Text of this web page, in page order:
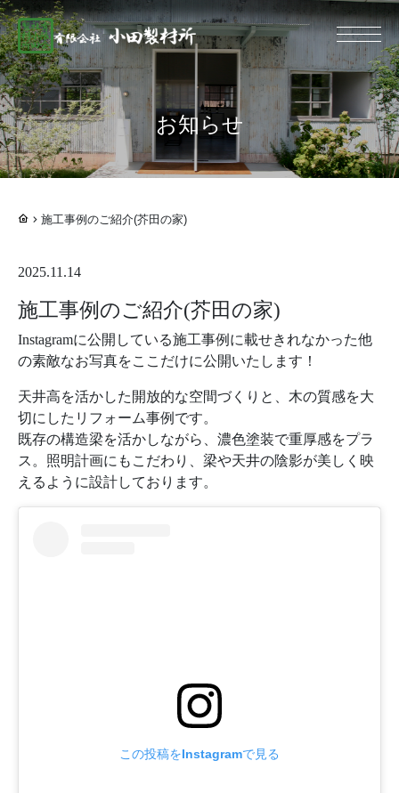
総合建設業 有限
お知らせ
施工事例のご紹介(芥田の家)
2025.11.14
施工事例のご紹介(芥田の家)
Instagramに公開している施工事例に載せきれなかった他
の素敵なお写真をここだけに公開いたします！
天井高を活かした開放的な空間づくりと、木の質感を大
切にしたリフォーム事例です。
既存の構造梁を活かしながら、濃色塗装で重厚感をプラ
ス。照明計画にもこだわり、梁や天井の陰影が美しく映
えるように設計しております。
この投稿をInstagramで見る